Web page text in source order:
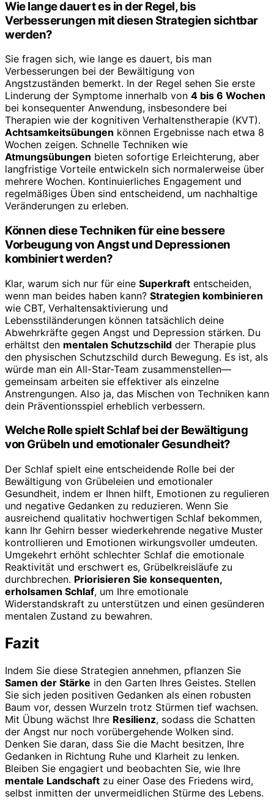
Wie lange dauert es in der Regel, bis
Verbesserungen mit diesen Strategien sichtbar
werden?
Sie fragen sich, wie lange es dauert, bis man
Verbesserungen bei der Bewältigung von
Angstzuständen bemerkt. In der Regel sehen Sie erste
Linderung der Symptome innerhalb von 4 bis 6 Wochen
bei konsequenter Anwendung, insbesondere bei
Therapien wie der kognitiven Verhaltenstherapie (KVT).
Achtsamkeitsübungen können Ergebnisse nach etwa 8
Wochen zeigen. Schnelle Techniken wie
Atmungsübungen bieten sofortige Erleichterung, aber
langfristige Vorteile entwickeln sich normalerweise über
mehrere Wochen. Kontinuierliches Engagement und
regelmäßiges Üben sind entscheidend, um nachhaltige
Veränderungen zu erleben.
Können diese Techniken für eine bessere
Vorbeugung von Angst und Depressionen
kombiniert werden?
Klar, warum sich nur für eine Superkraft entscheiden,
wenn man beides haben kann? Strategien kombinieren
wie CBT, Verhaltensaktivierung und
Lebensstiländerungen können tatsächlich deine
Abwehrkräfte gegen Angst und Depression stärken. Du
erhältst den mentalen Schutzschild der Therapie plus
den physischen Schutzschild durch Bewegung. Es ist, als
würde man ein All-Star-Team zusammenstellen—
gemeinsam arbeiten sie effektiver als einzelne
Anstrengungen. Also ja, das Mischen von Techniken kann
dein Präventionsspiel erheblich verbessern.
Welche Rolle spielt Schlaf bei der Bewältigung
von Grübeln und emotionaler Gesundheit?
Der Schlaf spielt eine entscheidende Rolle bei der
Bewältigung von Grübeleien und emotionaler
Gesundheit, indem er Ihnen hilft, Emotionen zu regulieren
und negative Gedanken zu reduzieren. Wenn Sie
ausreichend qualitativ hochwertigen Schlaf bekommen,
kann Ihr Gehirn besser wiederkehrende negative Muster
kontrollieren und Emotionen wirkungsvoller umdeuten.
Umgekehrt erhöht schlechter Schlaf die emotionale
Reaktivität und erschwert es, Grübelkreisläufe zu
durchbrechen. Priorisieren Sie konsequenten,
erholsamen Schlaf, um Ihre emotionale
Widerstandskraft zu unterstützen und einen gesünderen
mentalen Zustand zu bewahren.
Fazit
Indem Sie diese Strategien annehmen, pflanzen Sie
Samen der Stärke in den Garten Ihres Geistes. Stellen
Sie sich jeden positiven Gedanken als einen robusten
Baum vor, dessen Wurzeln trotz Stürmen tief wachsen.
Mit Übung wächst Ihre Resilienz, sodass die Schatten
der Angst nur noch vorübergehende Wolken sind.
Denken Sie daran, dass Sie die Macht besitzen, Ihre
Gedanken in Richtung Ruhe und Klarheit zu lenken.
Bleiben Sie engagiert und beobachten Sie, wie Ihre
mentale Landschaft zu einer Oase des Friedens wird,
selbst inmitten der unvermeidlichen Stürme des Lebens.